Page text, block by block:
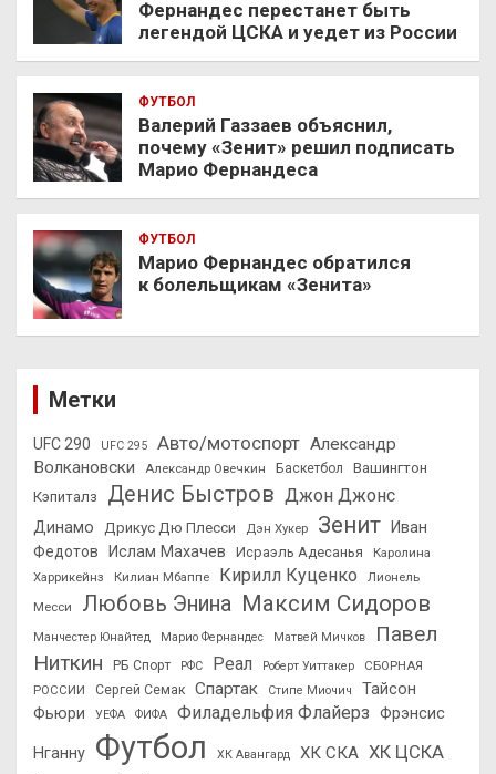
Фернандес перестанет быть
легендой ЦСКА и уедет из России
ФУТБОЛ
Валерий Газзаев объяснил,
почему «Зенит» решил подписать
Марио Фернандеса
ФУТБОЛ
Марио Фернандес обратился
к болельщикам «Зенита»
Метки
UFC 290 UFC 295 Авто/мотоспорт Александр
Волкановски
Александр Овечкин Баскетбол
Вашингтон
Кэпиталз
Денис Быстров Джон Джонс
Динамо Дрикус Дю Плесси Дэн Хукер Зенит
Иван
Федотов
Ислам Махачев Исраэль Адесанья
Каролина
Харрикейнз
Килиан Мбаппе Кирилл Куценко
Лионель
Месси
Любовь Энина Максим Сидоров
Манчестер Юнайтед Марио Фернандес Матвей Мичков
Павел
Ниткин
РБ Спорт РФС Реал Роберт Уиттакер
СБОРНАЯ
РОССИИ
Сергей Семак Спартак Стипе Миочич
Тайсон
Фьюри
УЕФА ФИФА Филадельфия Флайерз Фрэнсис
Нганну Футбол ХК Авангард ХК СКА ХК ЦСКА